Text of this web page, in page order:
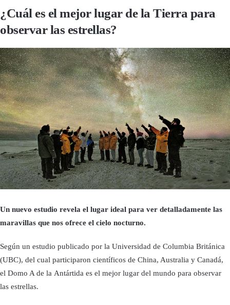
¿Cuál es el mejor lugar de la Tierra para
observar las estrellas?
Un nuevo estudio revela el lugar ideal para ver detalladamente las
maravillas que nos ofrece el cielo nocturno.
Según un estudio publicado por la Universidad de Columbia Británica
(UBC), del cual participaron científicos de China, Australia y Canadá,
el Domo A de la Antártida es el mejor lugar del mundo para observar
las estrellas.